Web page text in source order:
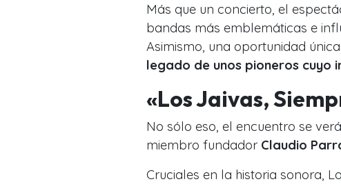
Más que un concierto, el
bandas más emblemáticas e
Asimismo, una oportunidad
legado de unos pioneros cuyo
«Los Jaivas,
No sólo eso, el encuentro se
miembro fundador Claudio
Cruciales en la historia sonora,